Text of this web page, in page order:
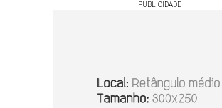
PUBLICIDADE